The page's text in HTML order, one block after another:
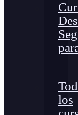
los